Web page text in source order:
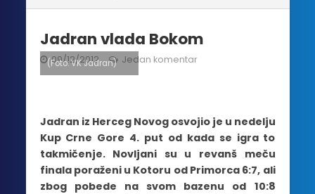
Jadran vlada Bokom
09/12/2012 Jedan komentar
(Foto: VK Jadran)
Jadran iz Herceg Novog osvojio je u nedelju
Kup Crne Gore 4. put od kada se igra to
takmičenje. Novljani su u revanš meču
finala poraženi u Kotoru od Primorca 6:7, ali
zbog pobede na svom bazenu od 10:8